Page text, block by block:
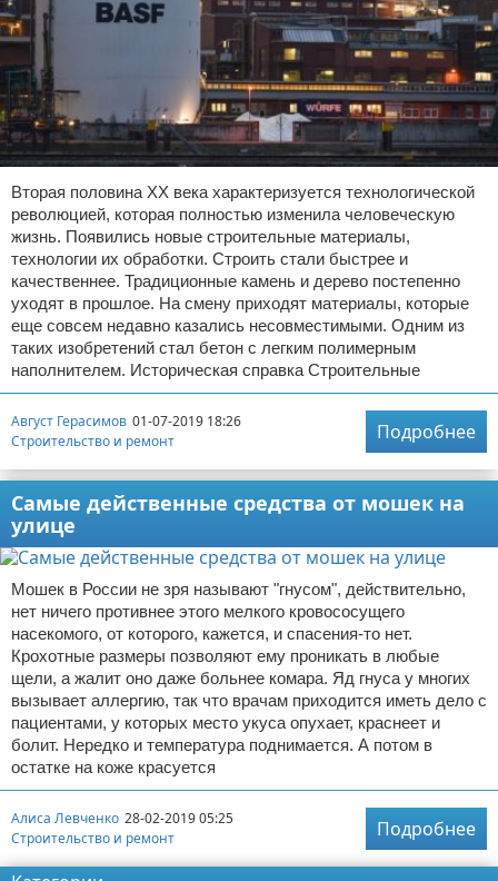
Вторая половина XX века характеризуется технологической
революцией, которая полностью изменила человеческую
жизнь. Появились новые строительные материалы,
технологии их обработки. Строить стали быстрее и
качественнее. Традиционные камень и дерево постепенно
уходят в прошлое. На смену приходят материалы, которые
еще совсем недавно казались несовместимыми. Одним из
таких изобретений стал бетон с легким полимерным
наполнителем. Историческая справка Строительные
Август Герасимов 01-07-2019 18:26
Строительство и ремонт
Подробнее
Самые действенные средства от мошек на
улице
Мошек в России не зря называют "гнусом", действительно,
нет ничего противнее этого мелкого кровососущего
насекомого, от которого, кажется, и спасения-то нет.
Крохотные размеры позволяют ему проникать в любые
щели, а жалит оно даже больнее комара. Яд гнуса у многих
вызывает аллергию, так что врачам приходится иметь дело с
пациентами, у которых место укуса опухает, краснеет и
болит. Нередко и температура поднимается. А потом в
остатке на коже красуется
Алиса Левченко 28-02-2019 05:25
Строительство и ремонт
Подробнее